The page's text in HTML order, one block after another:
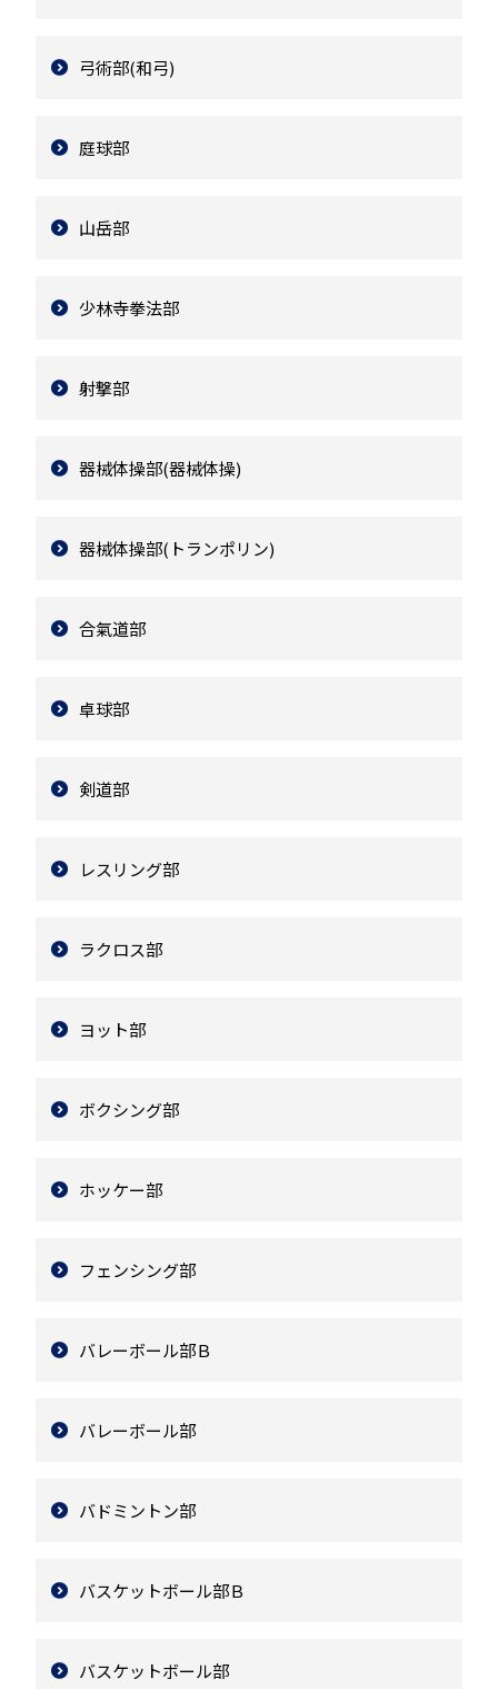
弓術部(和弓)
庭球部
山岳部
少林寺拳法部
射撃部
器械体操部(器械体操)
器械体操部(トランポリン)
合氣道部
卓球部
剣道部
レスリング部
ラクロス部
ヨット部
ボクシング部
ホッケー部
フェンシング部
バレーボール部Ｂ
バレーボール部
バドミントン部
バスケットボール部Ｂ
バスケットボール部